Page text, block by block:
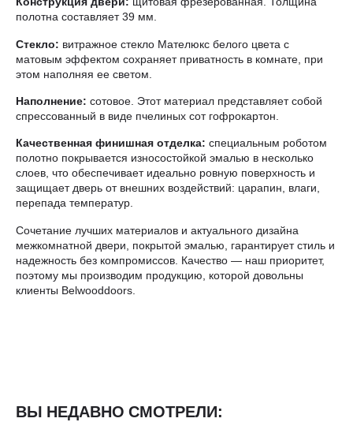
полотна составляет 39 мм.
Стекло: витражное стекло Мателюкс белого цвета с
матовым эффектом сохраняет приватность в комнате, при
этом наполняя ее светом.
Наполнение: сотовое. Этот материал представляет собой
спрессованный в виде пчелиных сот гофрокартон.
Качественная финишная отделка: специальным роботом
полотно покрывается износостойкой эмалью в несколько
слоев, что обеспечивает идеально ровную поверхность и
защищает дверь от внешних воздействий: царапин, влаги,
перепада температур.
Сочетание лучших материалов и актуального дизайна
межкомнатной двери, покрытой эмалью, гарантирует стиль и
надежность без компромиссов. Качество — наш приоритет,
поэтому мы производим продукцию, которой довольны
клиенты Belwooddoors.
ВЫ НЕДАВНО СМОТРЕЛИ: